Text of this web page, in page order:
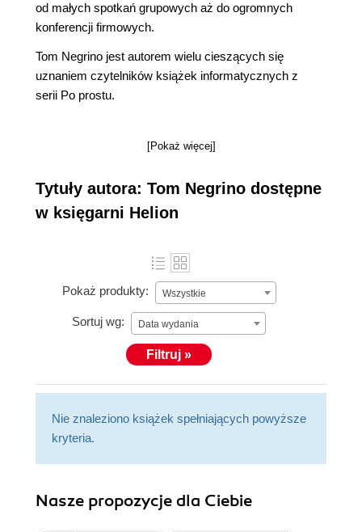
od małych spotkań grupowych aż do ogromnych
konferencji firmowych.
Tom Negrino jest autorem wielu cieszących się
uznaniem czytelników książek informatycznych z
serii Po prostu.
[Pokaż więcej]
Tytuły autora: Tom Negrino dostępne
w księgarni Helion
Pokaż produkty: Wszystkie
Sortuj wg: Data wydania
Filtruj »
Nie znaleziono książek spełniających powyższe
kryteria.
Nasze propozycje dla Ciebie